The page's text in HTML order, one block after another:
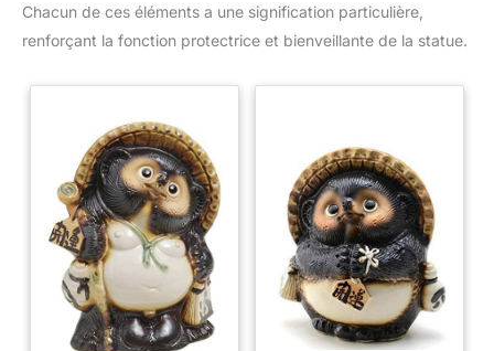
Chacun de ces éléments a une signification particulière,
renforçant la fonction protectrice et bienveillante de la statue.